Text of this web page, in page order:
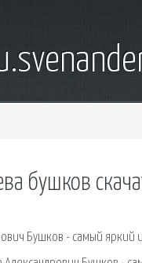
бушков
Бушков - самый яркий